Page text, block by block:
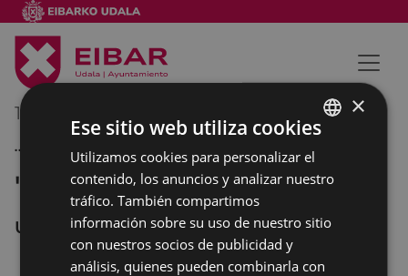
18/06/2015
...ETA KITTO! JUEGOS
"Zirko-tailerra" y espectáculo
URKIZU
BASQUE
SPANISH
×
Ese sitio web utiliza cookies
Utilizamos cookies para personalizar el
contenido, los anuncios y analizar nuestro
tráfico. También compartimos
información sobre su uso de nuestro sitio
con nuestros socios de publicidad y
análisis, quienes pueden combinarla con